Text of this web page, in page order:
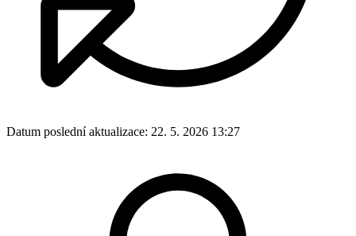
Datum poslední aktualizace: 22. 5. 2026 13:27